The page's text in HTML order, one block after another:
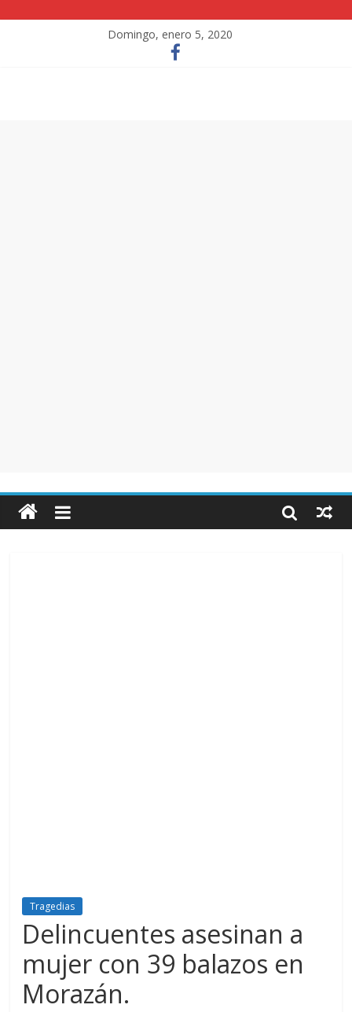
Domingo, enero 5, 2020
Tragedias
Delincuentes asesinan a
mujer con 39 balazos en
Morazán.